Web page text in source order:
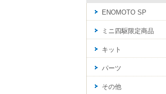
ENOMOTO SP
ミニ四駆限定商品
キット
パーツ
その他